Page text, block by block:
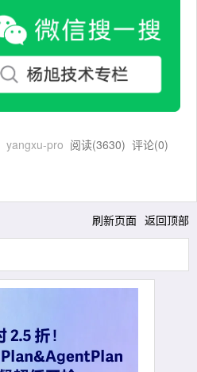
yangxu-pro 阅读(3630) 评论(0)
刷新页面 返回顶部